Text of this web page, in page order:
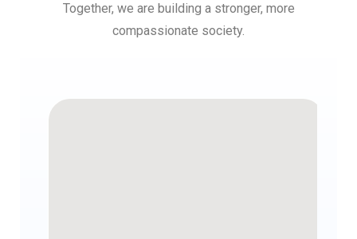
Together, we are building a stronger, more
compassionate society.